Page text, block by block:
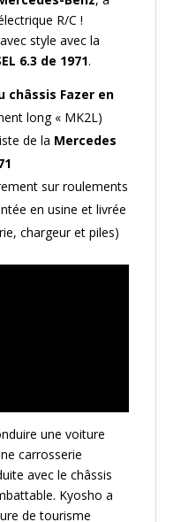
R/C !
style avec la
6.3 de 1971.
châssis Fazer en
long « MK2L)
de la Mercedes
sur roulements
en usine et livrée
chargeur et piles)
une voiture
carrosserie
avec le châssis
Kyosho a
de tourisme